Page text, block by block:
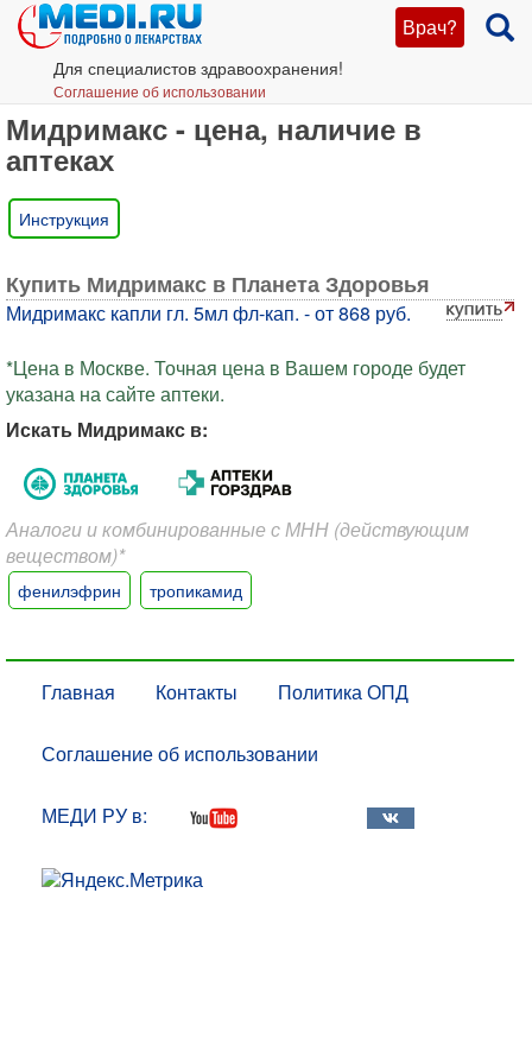
Врач?
Для специалистов здравоохранения!
Соглашение об использовании
Мидримакс - цена, наличие в
аптеках
Инструкция
Купить Мидримакс в Планета Здоровья
Мидримакс капли гл. 5мл фл-кап. - от 868 руб.
*Цена в Москве. Точная цена в Вашем городе будет
указана на сайте аптеки.
Искать Мидримакс в:
Аналоги и комбинированные с МНН (действующим
веществом)*
фенилэфрин тропикамид
Главная Контакты Политика ОПД
Соглашение об использовании
МЕДИ РУ в: